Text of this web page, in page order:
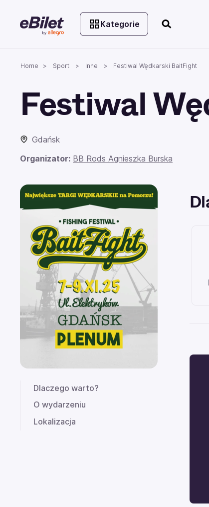
Kategorie
Home Sport Inne Festiwal Wędkarski BaitFight
Festiwal
Gdańsk
Organizator: BB Rods Agnieszka Burska
Dlaczego warto?
O wydarzeniu
Lokalizacja